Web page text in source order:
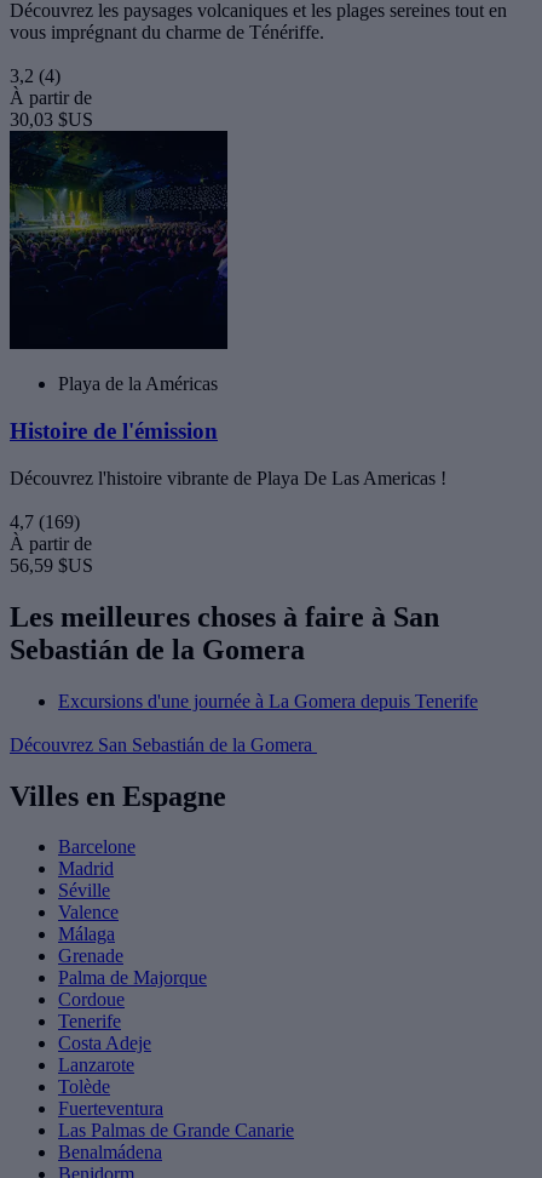
Découvrez les paysages volcaniques et les plages sereines tout en
vous imprégnant du charme de Ténériffe.
3,2 (4)
À partir de
30,03 $US
Playa de la Américas
Histoire de l'émission
Découvrez l'histoire vibrante de Playa De Las Americas !
4,7 (169)
À partir de
56,59 $US
Les meilleures choses à faire à San
Sebastián de la Gomera
Excursions d'une journée à La Gomera depuis Tenerife
Découvrez San Sebastián de la Gomera
Villes en Espagne
Barcelone
Madrid
Séville
Valence
Málaga
Grenade
Palma de Majorque
Cordoue
Tenerife
Costa Adeje
Lanzarote
Tolède
Fuerteventura
Las Palmas de Grande Canarie
Benalmádena